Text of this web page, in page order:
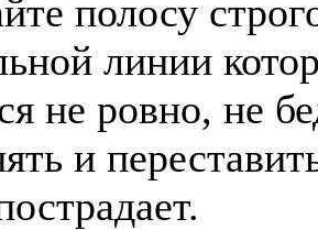
полосу
линии
не ровно, не
и